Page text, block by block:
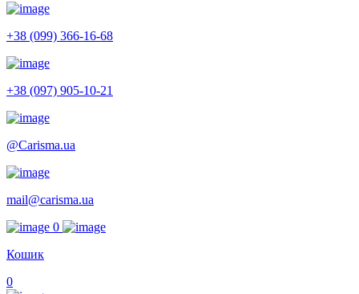
+38 (099) 366-16-68
+38 (097) 905-10-21
@Carisma.ua
mail@carisma.ua
0
Кошик
0